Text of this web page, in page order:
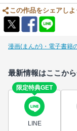
この作品をシェアしよ
漫画(まんが)・電子書籍
最新情報はここから
限定特典GET
LINE